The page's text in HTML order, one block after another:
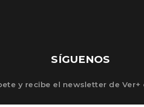
SÍGUENOS
y recibe el newsletter de Ver+